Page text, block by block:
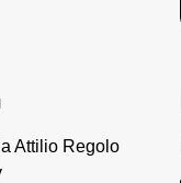
Attilio Regolo